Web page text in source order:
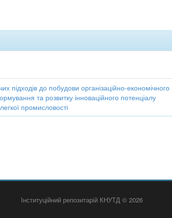
підходів до побудови організаційно-економічного
та розвитку інноваційного потенціалу
промисловості
Інституційний репозитарій КНУТД © 2026